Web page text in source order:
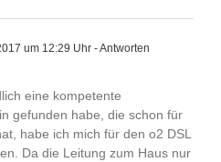
um 12:29 Uhr - Antworten
eine kompetente
gefunden habe, die schon für
habe ich mich für den o2 DSL
Da die Leitung zum Haus nur